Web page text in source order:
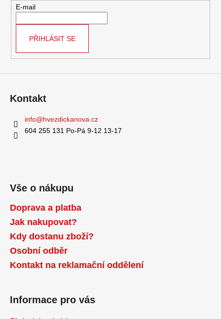
E-mail
PŘIHLÁSIT SE
Kontakt
info@hvezdickanova.cz
604 255 131 Po-Pá 9-12 13-17
Vše o nákupu
Doprava a platba
Jak nakupovat?
Kdy dostanu zboží?
Osobní odběr
Kontakt na reklamační oddělení
Informace pro vás